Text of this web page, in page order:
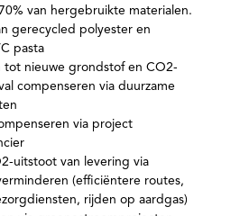
van hergebruikte materialen.
gerecycled polyester en
pasta
tot nieuwe grondstof en CO2-
compenseren via duurzame
via project
uitstoot van levering via
(efficiëntere routes,
rijden op aardgas)